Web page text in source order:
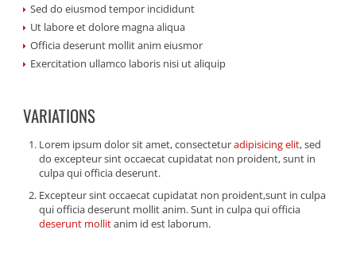
Sed do eiusmod tempor incididunt
Ut labore et dolore magna aliqua
Officia deserunt mollit anim eiusmor
Exercitation ullamco laboris nisi ut aliquip
VARIATIONS
Lorem ipsum dolor sit amet, consecteturadipisicing elit, sed
do excepteur sint occaecat cupidatat non proident, sunt in
culpa qui officia deserunt.
Excepteur sint occaecat cupidatat non proident,sunt in culpa
qui officia deserunt mollit anim. Sunt in culpa qui officia
deserunt mollitanim id est laborum.